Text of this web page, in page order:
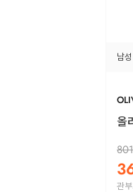
남성
올
관